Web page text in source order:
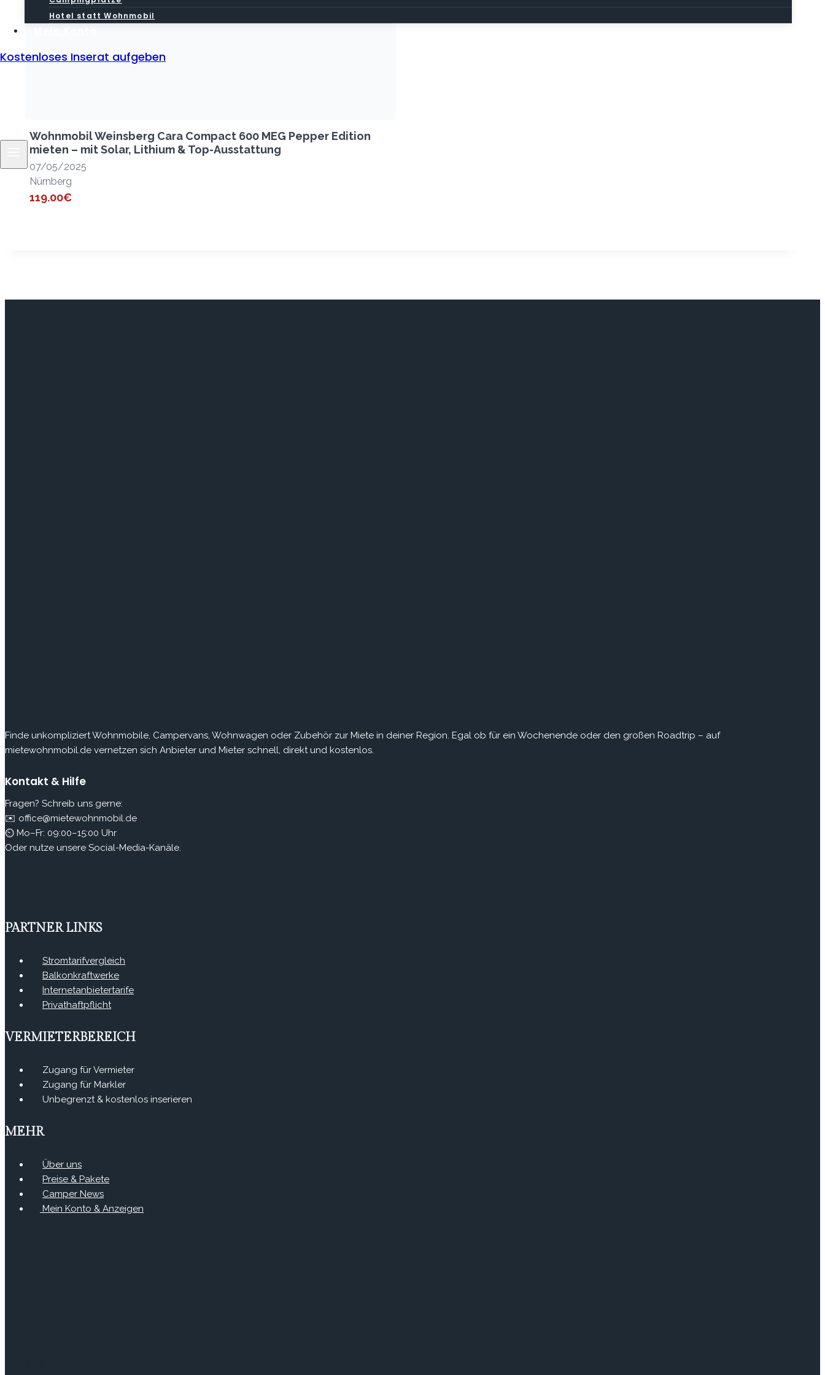
Hotel statt Wohnmobil
Kostenloses Inserat aufgeben
Wohnmobil Weinsberg Cara Compact 600 MEG Pepper Edition
mieten – mit Solar, Lithium & Top-Ausstattung
07/05/2025
Nürnberg
119.00€
Finde unkompliziert Wohnmobile, Campervans, Wohnwagen oder Zubehör zur Miete in deiner Region. Egal ob für ein Wochenende oder den großen Roadtrip – auf
mietewohnmobil.de vernetzen sich Anbieter und Mieter schnell, direkt und kostenlos.
Kontakt & Hilfe
Fragen? Schreib uns gerne:
✉️ office@mietewohnmobil.de
⏲ Mo–Fr: 09:00–15:00 Uhr
Oder nutze unsere Social-Media-Kanäle.
PARTNER LINKS
Stromtarifvergleich
Balkonkraftwerke
Internetanbietertarife
Privathaftpflicht
VERMIETERBEREICH
Zugang für Vermieter
Zugang für Markler
Unbegrenzt & kostenlos inserieren
MEHR
Über uns
Preise & Pakete
Camper News
Mein Konto & Anzeigen